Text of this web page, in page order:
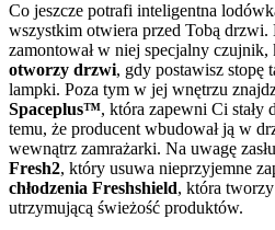
Co jeszcze potrafi inteligentna
wszystkim otwiera przed Tobą drzwi.
zamontował w niej specjalny czujnik,
otworzy drzwi, gdy postawisz stopę
lampki. Poza tym w jej wnętrzu
Spaceplus™, która zapewni Ci stały
temu, że producent wbudował ją w
wewnątrz zamrażarki. Na uwagę
Fresh2, który usuwa nieprzyjemne
chłodzenia Freshshield, która
utrzymującą świeżość produktów.